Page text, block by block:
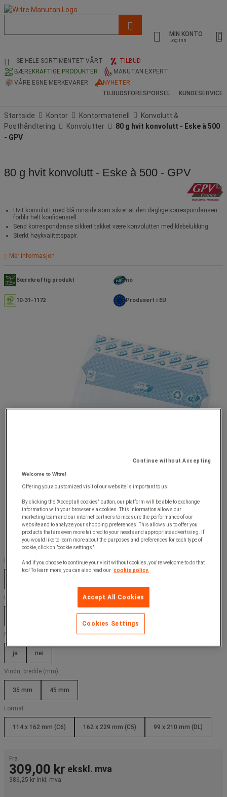
og
søkehistorikk
MIN KONTO
Log inn
SE HELE SORTIMENTET VÅRT
TILBUD
BÆREKRAFTIGE PRODUKTER
MANUTAN EXPERT
VÅRE EGNE MERKEVARER
NYHETER
TILBUDSFORESPORSEL
KUNDESERVICE
Startside Kontor Kontormateriell
Konvolutt &
Posthåndtering
Konvolutter
80 g hvit konvolutt - Eske à 500
- GPV
80 g hvit konvolutt - Eske à 500 - GPV
Hvit konvolutt med blå innside som sikrer at den daglige korrespondansen
forblir helt konfidensiell.
Send korrespondanse sikkert takket være konvolutten med klebelukking.
Sterkt høykvalitetspapir.
Mer informasjon
Bærekraftig produkt no
10-31-1172 Produsert i EU
Lengde (mm) :
Høyde (mm) :
Med vindu :
ja nei
Vindu, bredde (mm) :
35 mm 45 mm
Format :
114 x 162 mm (C6) 162 x 229 mm (C5) 99 x 210 mm (DL)
Fra
309,00 kr ekskl. mva
386,25 kr Inkl. mva
Continue without Accepting
Welcome to Witre!
Offering you a customized visit of our website is important to us!
By clicking the "Accept all cookies" button, our platform will be able to exchange
information with your browser via cookies. This information allows our
marketing team and our internet partners to measure the performance of our
website and to analyze your shopping preferences. This allows us to offer you
products that are even more tailored to your needs and appropriate advertising. If
you would like to learn more about the purposes and preferences for each type of
cookie, click on "cookie settings".
And if you choose to continue your visit without cookies, you're welcome to do that
too! To learn more, you can also read our cookie policy.
Accept All Cookies
Cookies Settings